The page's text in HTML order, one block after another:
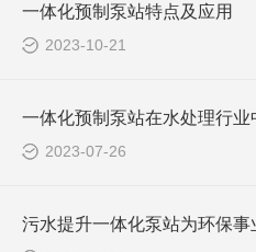
一体化预制泵站特点及应用
2023-10-21
2023-07-26